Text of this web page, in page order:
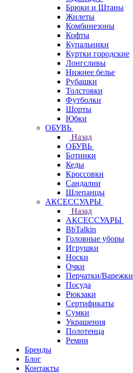
Брюки и Штаны
Жилеты
Комбинезоны
Кофты
Купальники
Куртки городские
Лонгсливы
Нижнее белье
Рубашки
Толстовки
Футболки
Шорты
Юбки
ОБУВЬ
Назад
ОБУВЬ
Ботинки
Кеды
Кроссовки
Сандалии
Шлепанцы
АКСЕССУАРЫ
Назад
АКСЕССУАРЫ
BbTalkin
Головные уборы
Игрушки
Носки
Очки
Перчатки/Варежки
Посуда
Рюкзаки
Сертификаты
Сумки
Украшения
Полотенца
Ремни
Бренды
Блог
Контакты